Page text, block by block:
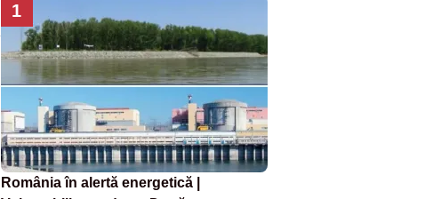
1
România în alertă energetică |